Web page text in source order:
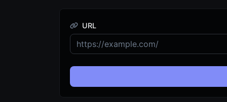
URL